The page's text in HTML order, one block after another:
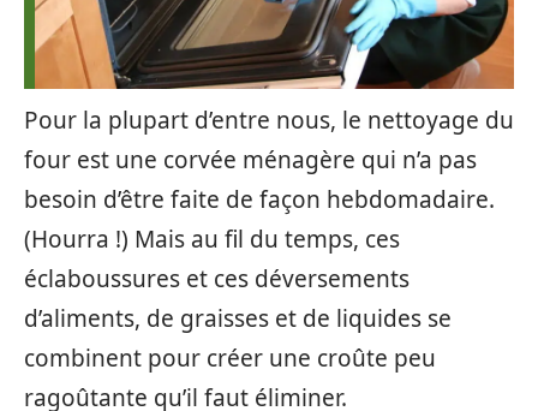
Pour la plupart d’entre nous, le nettoyage du
four est une corvée ménagère qui n’a pas
besoin d’être faite de façon hebdomadaire.
(Hourra !) Mais au fil du temps, ces
éclaboussures et ces déversements
d’aliments, de graisses et de liquides se
combinent pour créer une croûte peu
ragoûtante qu’il faut éliminer.